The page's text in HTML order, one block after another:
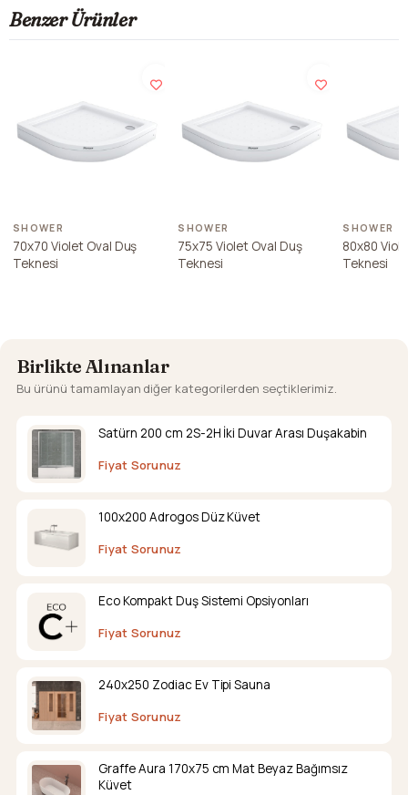
Benzer Ürünler
SHOWER
70x70 Violet Oval Duş
Teknesi
SHOWER
75x75 Violet Oval Duş
Teknesi
SHOWER
80x80
Teknesi
Birlikte Alınanlar
Bu ürünü tamamlayan diğer kategorilerden seçtiklerimiz.
Satürn 200 cm 2S-2H İki Duvar Arası Duşakabin
Fiyat Sorunuz
100x200 Adrogos Düz Küvet
Fiyat Sorunuz
Eco Kompakt Duş Sistemi Opsiyonları
Fiyat Sorunuz
240x250 Zodiac Ev Tipi Sauna
Fiyat Sorunuz
Graffe Aura 170x75 cm Mat Beyaz Bağımsız
Küvet